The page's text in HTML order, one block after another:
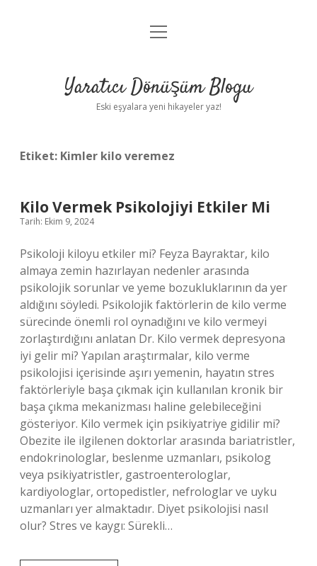
Anasayfa
Yasal Uyarı
menüyü
Yaratıcı Dönüşüm Blogu
Eski eşyalara yeni hikayeler yaz!
Etiket: Kimler kilo veremez
Kilo Vermek Psikolojiyi Etkiler Mi
Tarih: Ekim 9, 2024
Psikoloji kiloyu etkiler mi? Feyza Bayraktar, kilo
almaya zemin hazırlayan nedenler arasında
psikolojik sorunlar ve yeme bozukluklarının da yer
aldığını söyledi. Psikolojik faktörlerin de kilo verme
sürecinde önemli rol oynadığını ve kilo vermeyi
zorlaştırdığını anlatan Dr. Kilo vermek depresyona
iyi gelir mi? Yapılan araştırmalar, kilo verme
psikolojisi içerisinde aşırı yemenin, hayatın stres
faktörleriyle başa çıkmak için kullanılan kronik bir
başa çıkma mekanizması haline gelebileceğini
gösteriyor. Kilo vermek için psikiyatriye gidilir mi?
Obezite ile ilgilenen doktorlar arasında bariatristler,
endokrinologlar, beslenme uzmanları, psikolog
veya psikiyatristler, gastroenterologlar,
kardiyologlar, ortopedistler, nefrologlar ve uyku
uzmanları yer almaktadır. Diyet psikolojisi nasıl
olur? Stres ve kaygı: Sürekli…